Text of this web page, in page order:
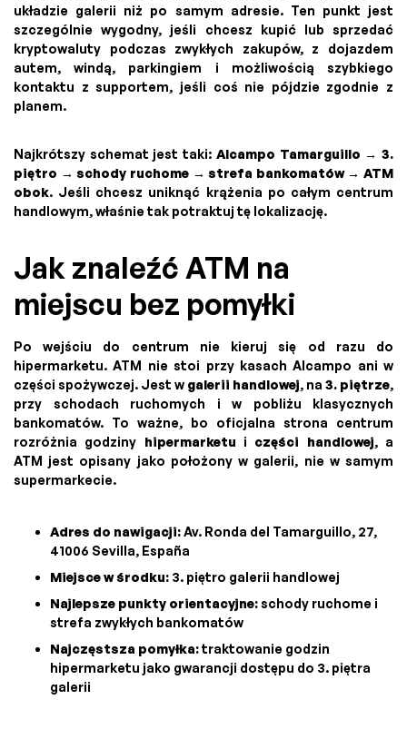
układzie galerii niż po samym adresie. Ten punkt jest
szczególnie wygodny, jeśli chcesz kupić lub sprzedać
kryptowaluty podczas zwykłych zakupów, z dojazdem
autem, windą, parkingiem i możliwością szybkiego
kontaktu z supportem, jeśli coś nie pójdzie zgodnie z
planem.
Najkrótszy schemat jest taki: Alcampo Tamarguillo → 3.
piętro → schody ruchome → strefa bankomatów → ATM
obok. Jeśli chcesz uniknąć krążenia po całym centrum
handlowym, właśnie tak potraktuj tę lokalizację.
Jak znaleźć ATM na
miejscu bez pomyłki
Po wejściu do centrum nie kieruj się od razu do
hipermarketu. ATM nie stoi przy kasach Alcampo ani w
części spożywczej. Jest w galerii handlowej, na 3. piętrze,
przy schodach ruchomych i w pobliżu klasycznych
bankomatów. To ważne, bo oficjalna strona centrum
rozróżnia godziny hipermarketu i części handlowej, a
ATM jest opisany jako położony w galerii, nie w samym
supermarkecie.
Adres do nawigacji:Av. Ronda del Tamarguillo, 27,
41006 Sevilla, España
Miejsce w środku: 3. piętro galerii handlowej
Najlepsze punkty orientacyjne:schody ruchome i
strefa zwykłych bankomatów
Najczęstsza pomyłka:traktowanie godzin
hipermarketu jako gwarancji dostępu do 3. piętra
galerii